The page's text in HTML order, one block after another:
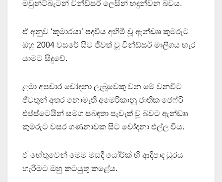
මවුන්ට්බැටන් වින්ඩ්සර් ලෙසින් හඳුන්වන බවය.
ඒ අනුව ‘කුමාරයා’ පදවිය අහිමි වූ ඇන්ඩෘෘ කුමරුට
ඔහු 2004 වසරේ සිට ජීවත් වූ වින්ඩ්සර් මාලිගය හැර
යාමට සිදුවේ.
ළමා අපචාර චෝදනා ලැබූවෙකු වන මේ වනවිට
ජීවතුන් අතර නොමැති අමෙරිකානු ජාතික ජෙෆ්රි
එප්ස්ටෙයින් සමග සබඳතා පැවැත් වූ බවට ඇන්ඩෘෘ
කුමරුට වසර ගණනාවක සිට චෝදනා එල්ල විය.
ඒ හේතුවෙන් මෙම මසදී යෝර්ක් හි ආදිපාද ධුරය
හැරීමට ඔහු කටයුතු කළේය.